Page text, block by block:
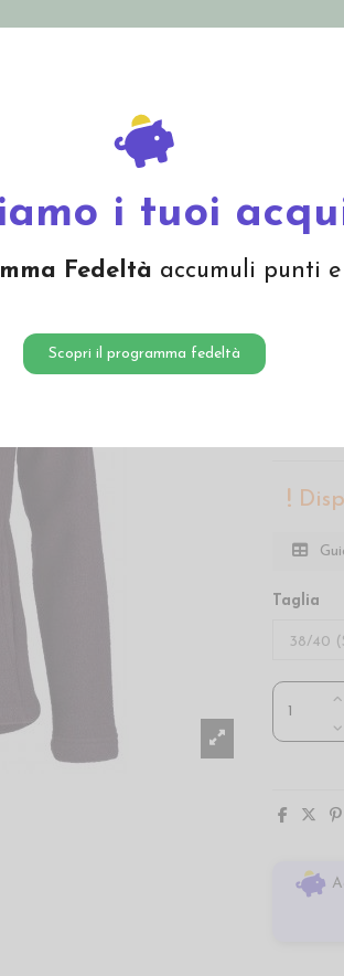
i tuoi
Fedeltà accumuli punti
Scopri il programma fedeltà
Offerte
-col. lilla melange
Giacca
Taglia